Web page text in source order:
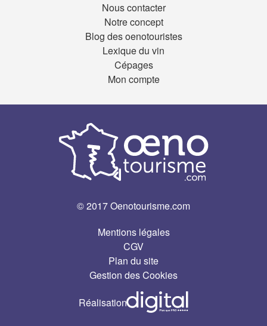
Nous contacter
Notre concept
Blog des oenotouristes
Lexique du vin
Cépages
Mon compte
© 2017 Oenotourisme.com
Réalisation
Mentions légales
CGV
Plan du site
Gestion des Cookies